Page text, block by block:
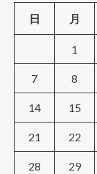
日 月
1
7 8
14 15
21 22
28 29